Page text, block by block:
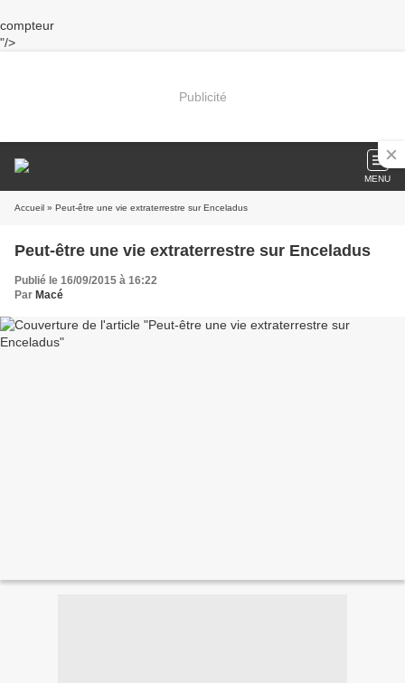
compteur
"/>
Publicité
MENU
Accueil » Peut-être une vie extraterrestre sur Enceladus
Peut-être une vie extraterrestre sur Enceladus
Publié le 16/09/2015 à 16:22
Par Macé